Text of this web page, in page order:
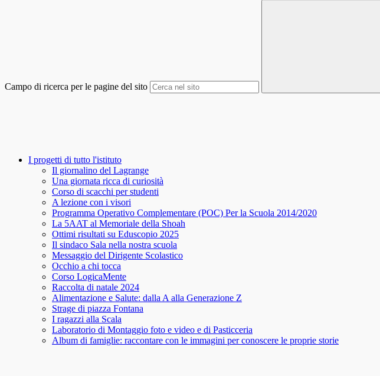
Campo di ricerca per le pagine del sito
I progetti di tutto l'istituto
Il giornalino del Lagrange
Una giornata ricca di curiosità
Corso di scacchi per studenti
A lezione con i visori
Programma Operativo Complementare (POC) Per la Scuola 2014/2020
La 5AAT al Memoriale della Shoah
Ottimi risultati su Eduscopio 2025
Il sindaco Sala nella nostra scuola
Messaggio del Dirigente Scolastico
Occhio a chi tocca
Corso LogicaMente
Raccolta di natale 2024
Alimentazione e Salute: dalla A alla Generazione Z
Strage di piazza Fontana
I ragazzi alla Scala
Laboratorio di Montaggio foto e video e di Pasticceria
Album di famiglie: raccontare con le immagini per conoscere le proprie storie